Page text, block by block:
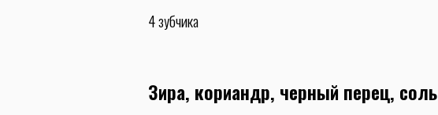
4 зубчика
Зира, кориандр, черный перец, соль